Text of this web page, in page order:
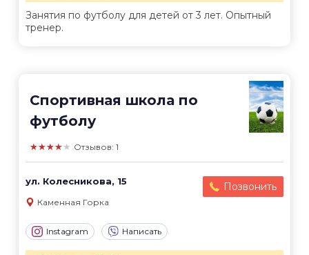
Занятия по футболу для детей от 3 лет. Опытный
тренер.
Спортивная школа по
футболу
★★★★★ Отзывов: 1
ул. Колесникова, 15 Позвонить
Каменная Горка
Instagram Написать